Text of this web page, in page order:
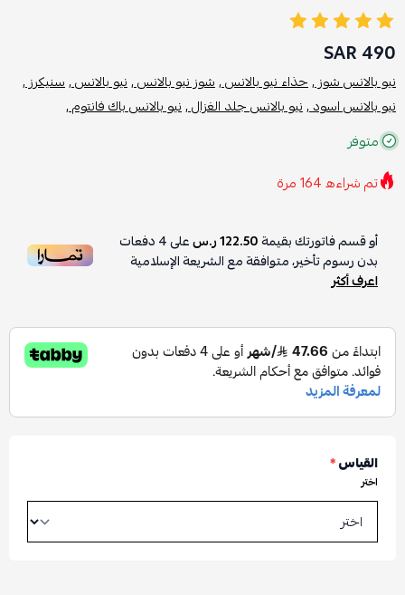
490 SAR
نيو بالانس شوز ,حذاء نيو بالانس ,شوز نيو بالانس ,نيو بالانس ,سنيكرز ,
نيو بالانس اسود ,نيو بالانس جلد الغزال ,نيو بالانس باك فانتوم ,
متوفر
تم شراءه164مرة
أو قسم فاتورتك بقيمة122.50 ر.س على4دفعات
بدون رسوم تأخير، متوافقة مع الشريعة الإسلامية
اعرف أكثر
القياس*
اختر